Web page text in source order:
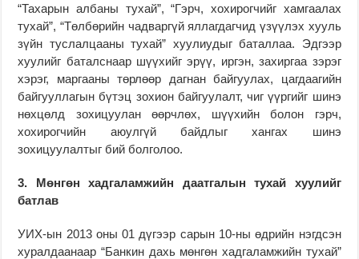
“Тахарын албаны тухай”, “Гэрч, хохирогчийг хамгаалах
тухай”, “Төлбөрийн чадваргүй яллагдагчид үзүүлэх хууль
зүйн туслалцааны тухай” хуулиудыг баталлаа. Эдгээр
хуулийг баталснаар шүүхийг эрүү, иргэн, захиргаа зэрэг
хэрэг, маргааны төрлөөр дагнан байгуулах, цагдаагийн
байгууллагын бүтэц зохион байгуулалт, чиг үүргийг шинэ
нөхцөлд зохицуулан өөрчлөх, шүүхийн болон гэрч,
хохирогчийн аюулгүй байдлыг хангах шинэ
зохицуулалтыг бий болголоо.
3. Мөнгөн хадгаламжийн даатгалын тухай хуулийг
батлав
УИХ-ын 2013 оны 01 дүгээр сарын 10-ны өдрийн нэгдсэн
хуралдаанаар “Банкин дахь мөнгөн хадгаламжийн тухай”